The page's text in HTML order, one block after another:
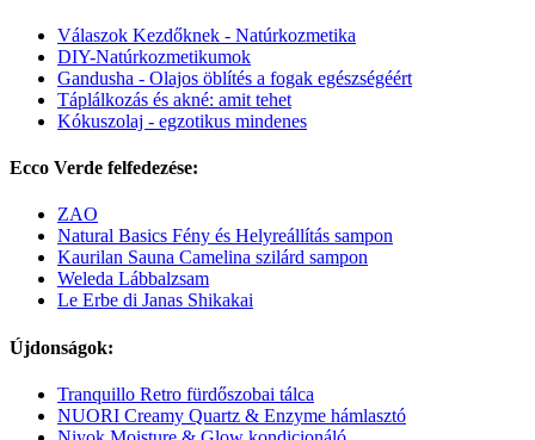
Válaszok Kezdőknek - Natúrkozmetika
DIY-Natúrkozmetikumok
Gandusha - Olajos öblítés a fogak egészségéért
Táplálkozás és akné: amit tehet
Kókuszolaj - egzotikus mindenes
Ecco Verde felfedezése:
ZAO
Natural Basics Fény és Helyreállítás sampon
Kaurilan Sauna Camelina szilárd sampon
Weleda Lábbalzsam
Le Erbe di Janas Shikakai
Újdonságok:
Tranquillo Retro fürdőszobai tálca
NUORI Creamy Quartz & Enzyme hámlasztó